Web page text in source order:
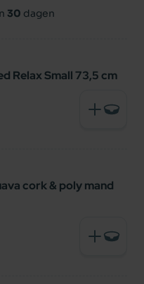
30 dagen
Relax Small 73,5 cm
cork & poly mand